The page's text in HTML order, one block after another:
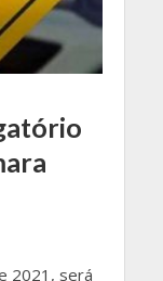
2021, será